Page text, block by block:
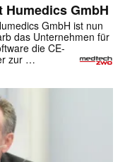
GmbH
GmbH ist nun
das Unternehmen für
die CE-
zur …